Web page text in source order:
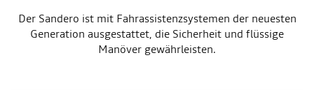
Der Sandero ist mit Fahrassistenzsystemen der neuesten
Generation ausgestattet, die Sicherheit und flüssige
Manöver gewährleisten.